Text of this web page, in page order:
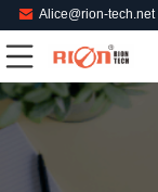
Alice@rion-tech.net